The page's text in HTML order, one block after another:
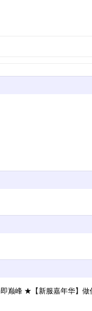
巅峰 ★【新服嘉年华】